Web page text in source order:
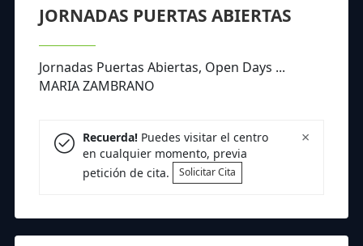
JORNADAS PUERTAS ABIERTAS
Jornadas Puertas Abiertas, Open Days ...
MARIA ZAMBRANO
×
Recuerda!Puedes visitar el centro
en cualquier momento, previa
petición de cita.
Solicitar Cita